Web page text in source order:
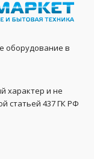
оборудование в
характер и не
статьей 437 ГК РФ